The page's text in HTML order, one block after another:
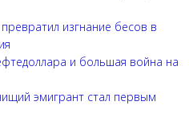
изгнание бесов в
и большая война на
эмигрант стал первым